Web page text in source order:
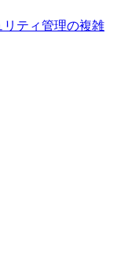
リティ管理の複雑